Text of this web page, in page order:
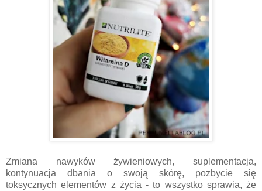
Zmiana nawyków żywieniowych, suplementacja,
kontynuacja dbania o swoją skórę, pozbycie się
toksycznych elementów z życia - to wszystko sprawia, że